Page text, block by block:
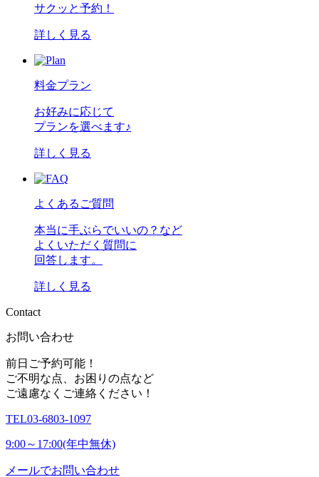
サクッと予約！
詳しく見る
料金プラン
お好みに応じて
プランを選べます♪
詳しく見る
よくあるご質問
本当に手ぶらでいいの？など
よくいただく質問に
回答します。
詳しく見る
Contact
お問い合わせ
前日ご予約可能！
ご不明な点、お困りの点など
ご遠慮なくご連絡ください！
TEL03-6803-1097
9:00～17:00(年中無休)
メールでお問い合わせ